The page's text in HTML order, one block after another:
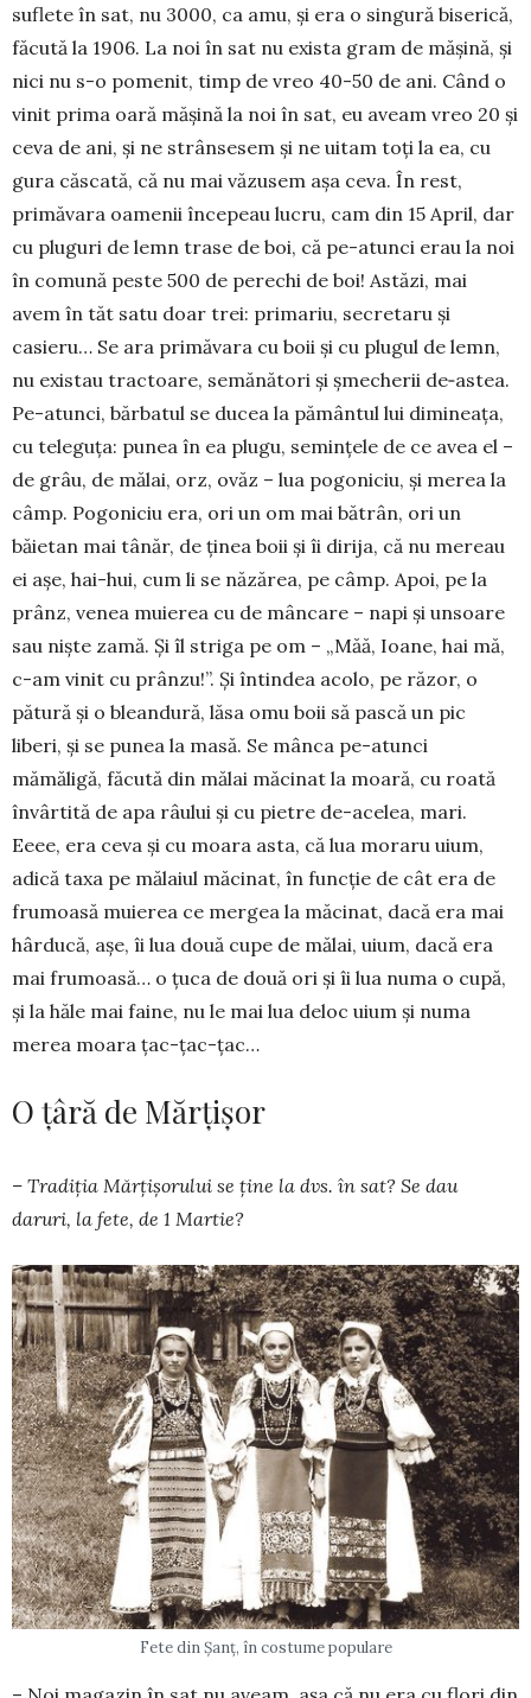
suflete în sat, nu 3000, ca amu, și era o singură biserică,
făcută la 1906. La noi în sat nu exista gram de mășină, și
nici nu s-o pomenit, timp de vreo 40-50 de ani. Când o
vinit prima oară mășină la noi în sat, eu aveam vreo 20 și
ceva de ani, și ne strânsesem și ne uitam toți la ea, cu
gura căscată, că nu mai văzusem așa ceva. În rest,
primăvara oamenii începeau lucru, cam din 15 April, dar
cu pluguri de lemn trase de boi, că pe-atunci erau la noi
în comună peste 500 de perechi de boi! Astăzi, mai
avem în tăt satu doar trei: primariu, secretaru și
casieru… Se ara primăvara cu boii și cu plugul de lemn,
nu existau tractoare, semănători și șmecherii de‑astea.
Pe-atunci, bărbatul se ducea la pământul lui dimineața,
cu teleguța: punea în ea plugu, semințele de ce avea el –
de grâu, de mălai, orz, ovăz – lua pogoniciu, și merea la
câmp. Pogoniciu era, ori un om mai bătrân, ori un
băietan mai tânăr, de ținea boii și îi dirija, că nu mereau
ei așe, hai-hui, cum li se năzărea, pe câmp. Apoi, pe la
prânz, venea muierea cu de mâncare – napi și unsoare
sau niște zamă. Și îl striga pe om – „Măă, Ioane, hai mă,
c-am vinit cu prânzu!”. Și întindea acolo, pe răzor, o
pătură și o bleandură, lăsa omu boii să pască un pic
liberi, și se punea la masă. Se mânca pe-atunci
mămăligă, făcută din mălai măcinat la moară, cu roată
învârtită de apa râului și cu pietre de-acelea, mari.
Eeee, era ceva și cu moara asta, că lua moraru uium,
adică taxa pe mălaiul măcinat, în funcție de cât era de
frumoasă muierea ce mergea la măcinat, dacă era mai
hârducă, așe, îi lua două cupe de mălai, uium, dacă era
mai frumoasă… o țuca de două ori și îi lua numa o cupă,
și la hăle mai faine, nu le mai lua deloc uium și numa
merea moara țac-țac-țac…
O țâră de Mărțișor
– Tradiția Mărțișorului se ține la dvs. în sat? Se dau
daruri, la fete, de 1 Martie?
Fete din Șanț, în costume populare